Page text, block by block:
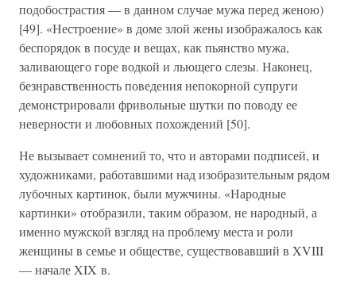
подобострастия — в данном случае мужа перед женою)
[49]. «Нестроение» в доме злой жены изображалось как
беспорядок в посуде и вещах, как пьянство мужа,
заливающего горе водкой и льющего слезы. Наконец,
безнравственность поведения непокорной супруги
демонстрировали фривольные шутки по поводу ее
неверности и любовных похождений [50].
Не вызывает сомнений то, что и авторами подписей, и
художниками, работавшими над изобразительным рядом
лубочных картинок, были мужчины. «Народные
картинки» отобразили, таким образом, не народный, а
именно мужской взгляд на проблему места и роли
женщины в семье и обществе, существовавший в XVIII
— начале XIX в.